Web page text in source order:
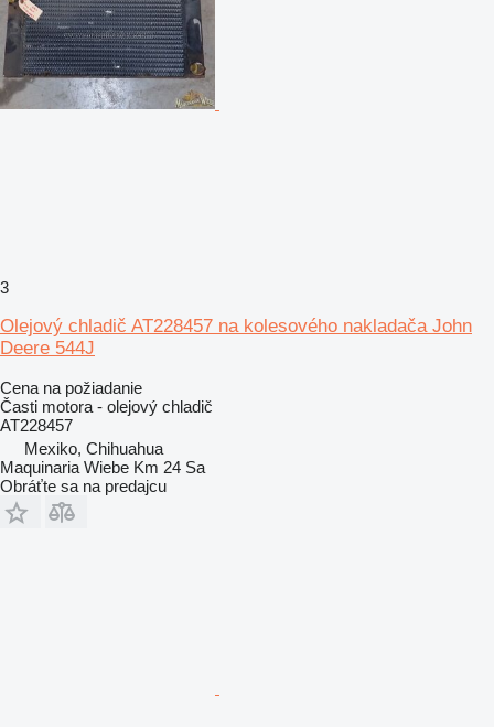
3
Olejový chladič AT228457 na kolesového nakladača John
Deere 544J
Cena na požiadanie
Časti motora - olejový chladič
AT228457
Mexiko, Chihuahua
Maquinaria Wiebe Km 24 Sa
Obráťte sa na predajcu